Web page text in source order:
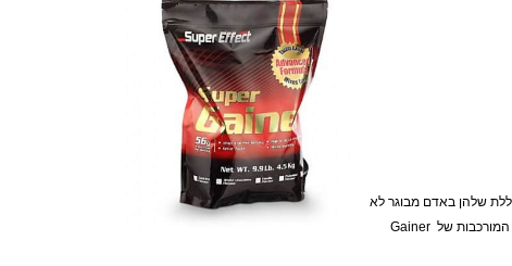
גיינר כשר 4.5 ק"ג | אבקה לעלייה במשקל "סופר אפקט" 4.5 ק"ג | SUPER EFFECT